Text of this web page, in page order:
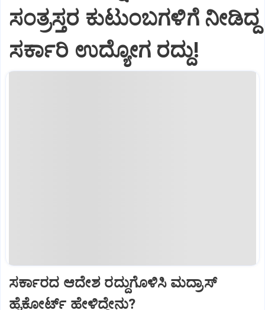
ಸಂತ್ರಸ್ತರ ಕುಟುಂಬಗಳಿಗೆ ನೀಡಿದ್ದ
ಸರ್ಕಾರಿ ಉದ್ಯೋಗ ರದ್ದು!
ಸರ್ಕಾರದ ಆದೇಶ ರದ್ದುಗೊಳಿಸಿ ಮದ್ರಾಸ್
ಹೈಕೋರ್ಟ್ ಹೇಳಿದ್ದೇನು?